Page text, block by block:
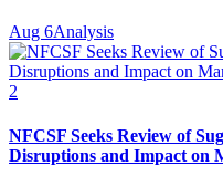
Aug 6Analysis
2
NFCSF Seeks Review of
Disruptions and Impact on